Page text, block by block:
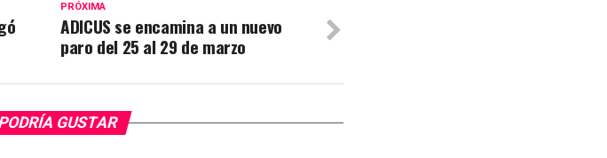
PRÓXIMA
ADICUS se encamina a un nuevo
paro del 25 al 29 de marzo
GUSTAR